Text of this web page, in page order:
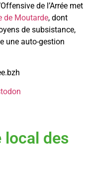
de l’Arrée met
de Moutarde, dont
de subsistance,
une auto-gestion
local des